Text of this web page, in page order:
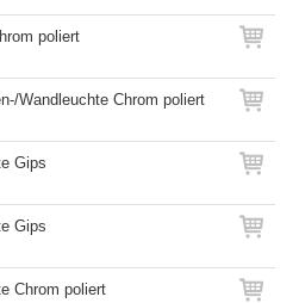
poliert
Wandleuchte Chrom poliert
Gips
Gips
Chrom poliert